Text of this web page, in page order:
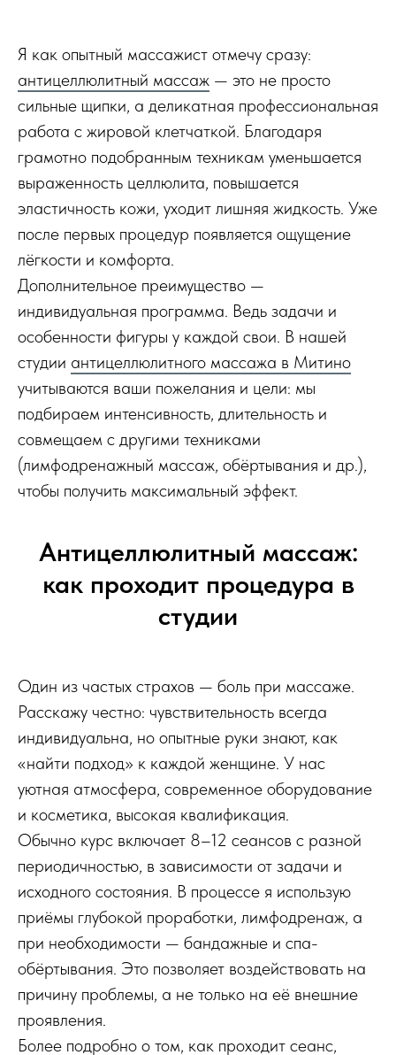
Я как опытный массажист отмечу сразу:
антицеллюлитный массаж — это не просто
сильные щипки, а деликатная профессиональная
работа с жировой клетчаткой. Благодаря
грамотно подобранным техникам уменьшается
выраженность целлюлита, повышается
эластичность кожи, уходит лишняя жидкость. Уже
после первых процедур появляется ощущение
лёгкости и комфорта.
Дополнительное преимущество —
индивидуальная программа. Ведь задачи и
особенности фигуры у каждой свои. В нашей
студии антицеллюлитного массажа в Митино
учитываются ваши пожелания и цели: мы
подбираем интенсивность, длительность и
совмещаем с другими техниками
(лимфодренажный массаж, обёртывания и др.),
чтобы получить максимальный эффект.
Антицеллюлитный массаж:
как проходит процедура в
студии
Один из частых страхов — боль при массаже.
Расскажу честно: чувствительность всегда
индивидуальна, но опытные руки знают, как
«найти подход» к каждой женщине. У нас
уютная атмосфера, современное оборудование
и косметика, высокая квалификация.
Обычно курс включает 8–12 сеансов с разной
периодичностью, в зависимости от задачи и
исходного состояния. В процессе я использую
приёмы глубокой проработки, лимфодренаж, а
при необходимости — бандажные и спа-
обёртывания. Это позволяет воздействовать на
причину проблемы, а не только на её внешние
проявления.
Более подробно о том, как проходит сеанс,